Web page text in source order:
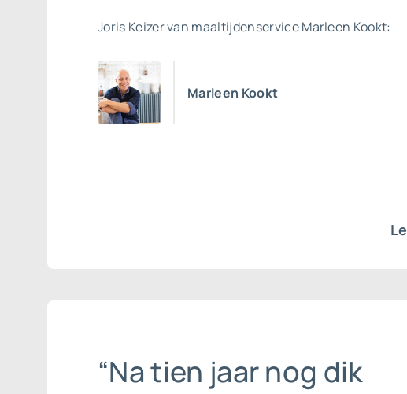
Joris Keizer van maaltijdenservice Marleen Kookt:
Marleen Kookt
“Na tien jaar nog dik